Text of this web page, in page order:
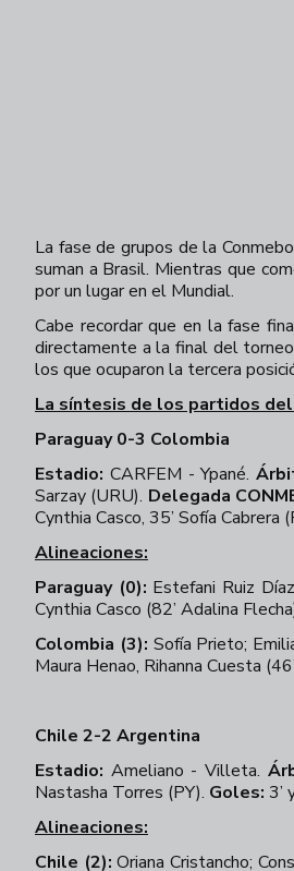
La fase de grupos de la
suman a Brasil. Mientras que
por un lugar en el Mundial.
Cabe recordar que en la fase
directamente a la final del
los que ocuparon la tercera
La síntesis de los partidos del
Paraguay 0-3 Colombia
Estadio: CARFEM - Ypané.
Sarzay (URU). Delegada
Cynthia Casco, 35’ Sofía Cabrera
Alineaciones:
Paraguay (0): Estefani Ruiz
Cynthia Casco (82’ Adalina
Colombia (3): Sofía Prieto;
Maura Henao, Rihanna Cuesta
Chile 2-2 Argentina
Estadio: Ameliano - Villeta.
Nastasha Torres (PY). Goles: 3’
Alineaciones:
Chile (2): Oriana Cristancho;